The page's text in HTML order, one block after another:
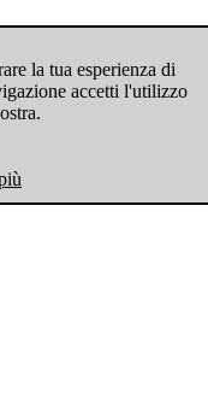
la tua esperienza di
accetti l'utilizzo